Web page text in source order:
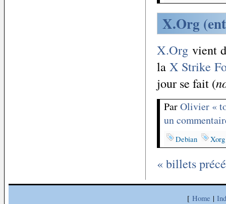
X.Org
X.Org vient
la X Strike
jour se fait (
ParOlivier «
un
Debian Xorg
« billets
[ Home |